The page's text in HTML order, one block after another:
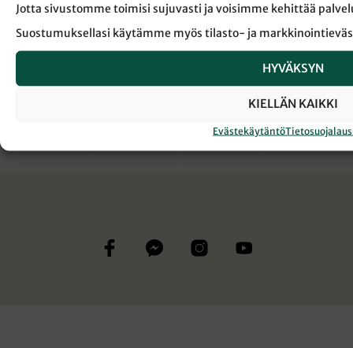
Jotta sivustomme toimisi sujuvasti ja voisimme kehittää
Suostumuksellasi käytämme myös tilasto- ja
HYVÄKSYN
KIELLÄN KAIKKI
Evästekäytäntö
← Takaisin Sanansaattaja-lehden etusivulle